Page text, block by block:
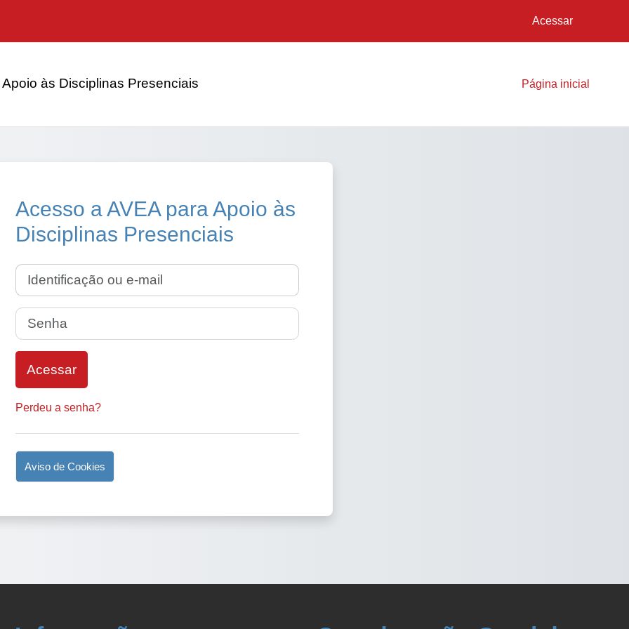
Acessar
às Disciplinas Presenciais Página inicial
Acesso a AVEA para Apoio às
Disciplinas Presenciais
Identificação ou e-mail
Senha
Acessar
Perdeu a senha?
Aviso de Cookies